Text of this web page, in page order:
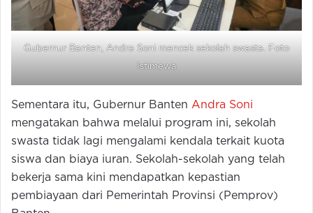
Gubernur Banten, Andra Soni mencek sekolah swasta. Foto
Istimewa
Sementara itu, Gubernur Banten Andra Soni
mengatakan bahwa melalui program ini, sekolah
swasta tidak lagi mengalami kendala terkait kuota
siswa dan biaya iuran. Sekolah-sekolah yang telah
bekerja sama kini mendapatkan kepastian
pembiayaan dari Pemerintah Provinsi (Pemprov)